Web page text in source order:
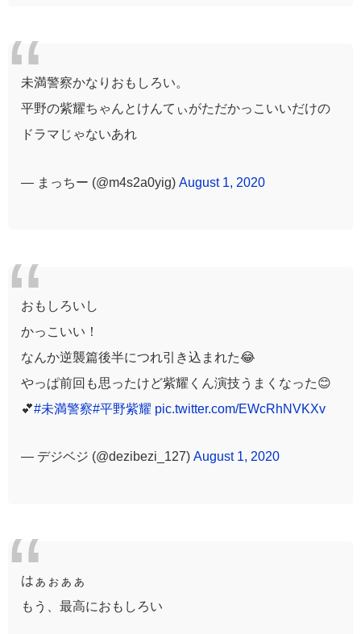
未満警察かなりおもしろい。
平野の紫耀ちゃんとけんてぃがただかっこいいだけの
ドラマじゃないあれ
— まっちー (@m4s2a0yig) August 1, 2020
おもしろいし
かっこいい！
なんか逆襲篇後半につれ引き込まれた😂
やっぱ前回も思ったけど紫耀くん演技うまくなった😊
💕#未満警察#平野紫耀 pic.twitter.com/EWcRhNVKXv
— デジベジ (@dezibezi_127) August 1, 2020
はぁぉぁぁ
もう、最高におもしろい